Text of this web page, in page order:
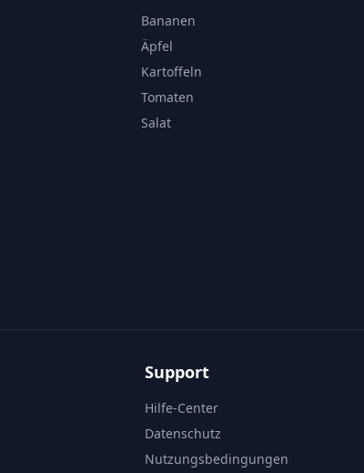
Bananen
Äpfel
Kartoffeln
Tomaten
Salat
Support
Hilfe-Center
Datenschutz
Nutzungsbedingungen